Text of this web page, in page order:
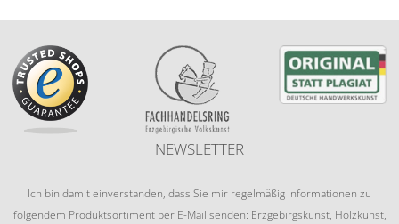
NEWSLETTER
Ich bin damit einverstanden, dass Sie mir regelmäßig Informationen zu
folgendem Produktsortiment per E-Mail senden: Erzgebirgskunst, Holzkunst,